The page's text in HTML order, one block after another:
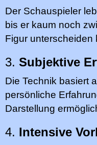
Der Schauspieler
bis er kaum noch
Figur unterscheiden
3. Subjektive
Die Technik basiert
persönliche
Darstellung
4. Intensive